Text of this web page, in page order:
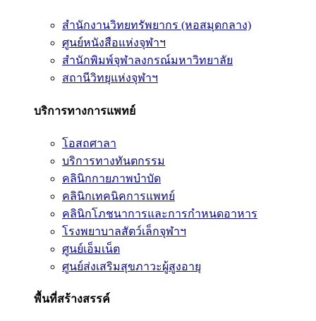
สำนักงานวิทยทรัพยากร (หอสมุดกลาง)
ศูนย์หนังสือแห่งจุฬาฯ
สำนักพิมพ์จุฬาลงกรณ์มหาวิทยาลัย
สถานีวิทยุแห่งจุฬาฯ
บริการทางการแพทย์
โอสถศาลา
บริการทางทันตกรรม
คลินิกกายภาพบำบัด
คลินิกเทคนิคการแพทย์
คลินิกโภชนาการและการกำหนดอาหาร
โรงพยาบาลสัตว์เล็กจุฬาฯ
ศูนย์เอ็มเน็ต
ศูนย์ส่งเสริมสุขภาวะผู้สูงอายุ
พื้นที่สร้างสรรค์